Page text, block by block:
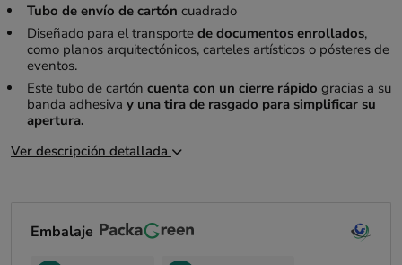
Tubo de envío de cartón cuadrado
Diseñado para el transporte de documentos enrollados,
como planos arquitectónicos, carteles artísticos o pósteres de
eventos.
Este tubo de cartón cuenta con un cierre rápido gracias a su
banda adhesiva y una tira de rasgado para simplificar su
apertura.
Ver descripción detallada
Embalaje